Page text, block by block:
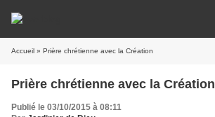
Accueil » Prière chrétienne avec la Création
Prière chrétienne avec la Création
Publié le 03/10/2015 à 08:11